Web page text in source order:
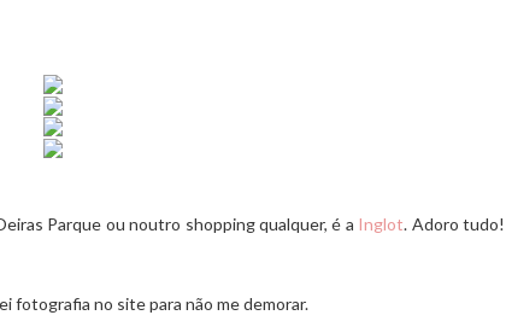
Parque ou noutro shopping qualquer, é a Inglot. Adoro tudo!
fotografia no site para não me demorar.